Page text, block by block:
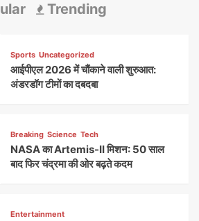
Trending
Sports Uncategorized
आईपीएल 2026 में चौंकाने वाली शुरुआत:
अंडरडॉग टीमों का दबदबा
Breaking Science Tech
NASA का Artemis-II मिशन: 50 साल
बाद फिर चंद्रमा की ओर बढ़ते कदम
Entertainment